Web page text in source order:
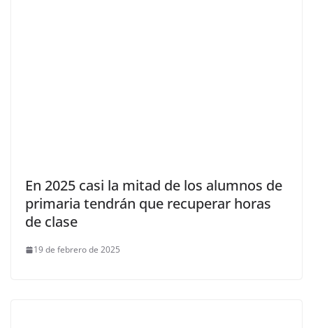
En 2025 casi la mitad de los alumnos de
primaria tendrán que recuperar horas
de clase
19 de febrero de 2025